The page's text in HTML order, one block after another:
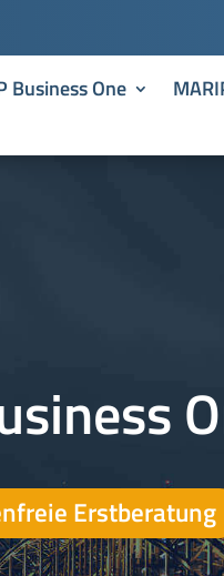
Business One
Erstberatung